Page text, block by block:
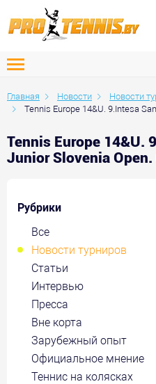
Главная Новости
Новости
Tennis Europe 14&U. 9.Intesa
Tennis Europe 14&U.
Junior Slovenia
Рубрики
Все
Новости турниров
Статьи
Интервью
Пресса
Вне корта
Зарубежный опыт
Официальное мнение
Теннис на колясках